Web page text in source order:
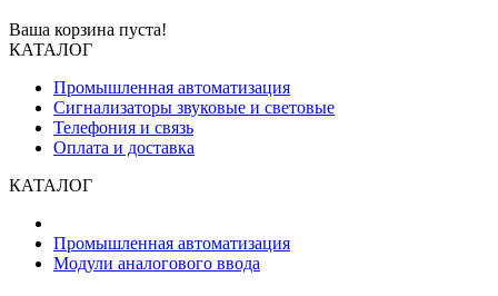
Ваша корзина пуста!
КАТАЛОГ
Промышленная автоматизация
Сигнализаторы звуковые и световые
Телефония и связь
Оплата и доставка
КАТАЛОГ
Промышленная автоматизация
Модули аналогового ввода